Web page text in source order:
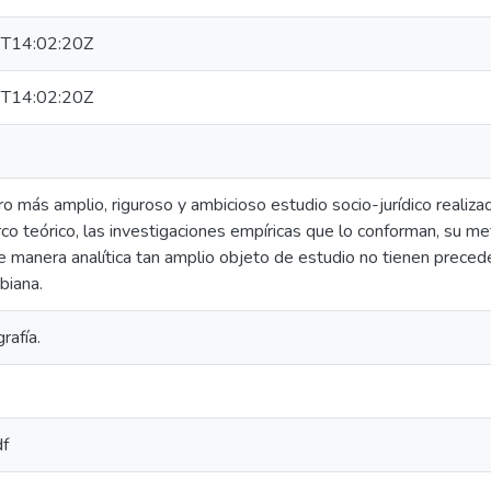
más amplio, riguroso y ambicioso estudio socio-jurídico
teórico, las investigaciones empíricas que lo conforman, su
manera analítica tan amplio objeto de estudio no tienen